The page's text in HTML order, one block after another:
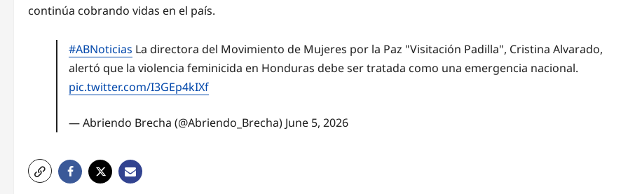
continúa cobrando vidas en el país.
#ABNoticias La directora del Movimiento de Mujeres por la Paz "Visitación Padilla", Cristina Alvarado,
alertó que la violencia feminicida en Honduras debe ser tratada como una emergencia nacional.
pic.twitter.com/I3GEp4kIXf
— Abriendo Brecha (@Abriendo_Brecha) June 5, 2026